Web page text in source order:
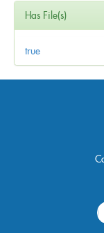
Has File(s)
true